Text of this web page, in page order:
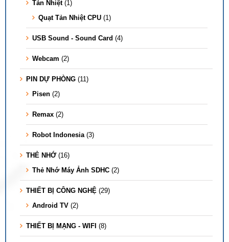
Tản Nhiệt (1)
Quạt Tản Nhiệt CPU (1)
USB Sound - Sound Card (4)
Webcam (2)
PIN DỰ PHÒNG (11)
Pisen (2)
Remax (2)
Robot Indonesia (3)
THẺ NHỚ (16)
Thẻ Nhớ Máy Ảnh SDHC (2)
THIẾT BỊ CÔNG NGHỆ (29)
Android TV (2)
THIẾT BỊ MẠNG - WIFI (8)